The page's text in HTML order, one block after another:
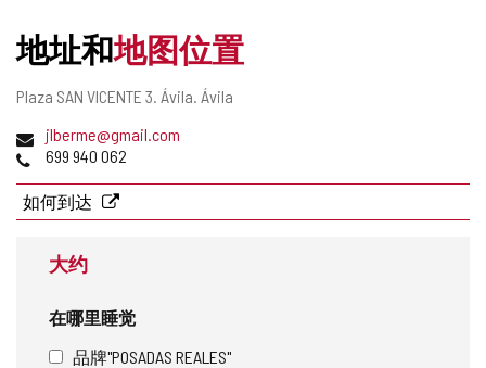
地址和地图位置
邮
地
址
Plaza SAN VICENTE 3. Ávila. Ávila
电
子
件
地
jlberme@gmail.com
电
699 940 062
如何到达
大约
在哪里睡觉
品牌"POSADAS REALES"